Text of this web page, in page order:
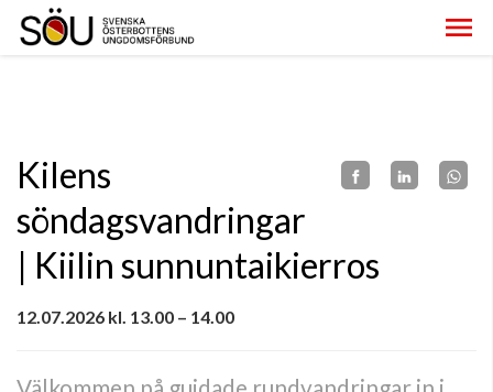
Kilens
söndagsvandringar
| Kiilin sunnuntaikierros
12.07.2026 kl. 13.00 – 14.00